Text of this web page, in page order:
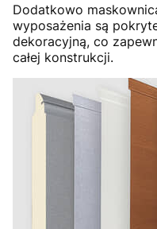
Dodatkowo
wyposażenia są
dekoracyjną, co
całej konstrukcji.